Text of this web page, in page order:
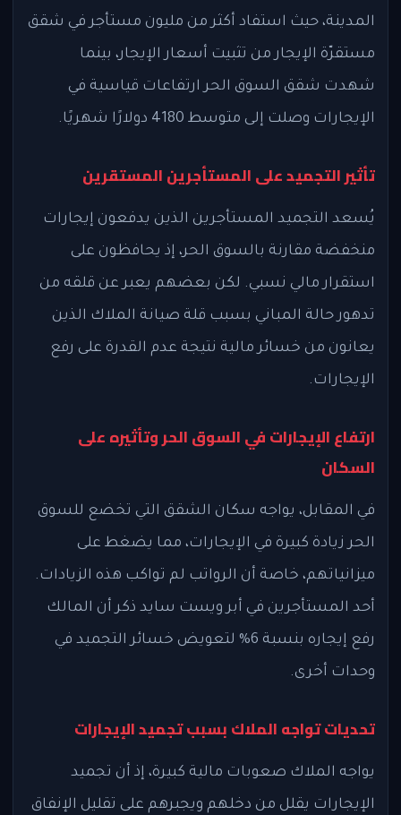
المدينة، حيث استفاد أكثر من مليون مستأجر في شقق
مستقرّة الإيجار من تثبيت أسعار الإيجار، بينما
شهدت شقق السوق الحر ارتفاعات قياسية في
الإيجارات وصلت إلى متوسط 4180 دولارًا شهريًا.
تأثير التجميد على المستأجرين المستقرين
يُسعد التجميد المستأجرين الذين يدفعون إيجارات
منخفضة مقارنة بالسوق الحر، إذ يحافظون على
استقرار مالي نسبي. لكن بعضهم يعبر عن قلقه من
تدهور حالة المباني بسبب قلة صيانة الملاك الذين
يعانون من خسائر مالية نتيجة عدم القدرة على رفع
الإيجارات.
ارتفاع الإيجارات في السوق الحر وتأثيره على
السكان
في المقابل، يواجه سكان الشقق التي تخضع للسوق
الحر زيادة كبيرة في الإيجارات، مما يضغط على
ميزانياتهم، خاصة أن الرواتب لم تواكب هذه الزيادات.
أحد المستأجرين في أبر ويست سايد ذكر أن المالك
رفع إيجاره بنسبة 6% لتعويض خسائر التجميد في
وحدات أخرى.
تحديات تواجه الملاك بسبب تجميد الإيجارات
يواجه الملاك صعوبات مالية كبيرة، إذ أن تجميد
الإيجارات يقلل من دخلهم ويجبرهم على تقليل الإنفاق